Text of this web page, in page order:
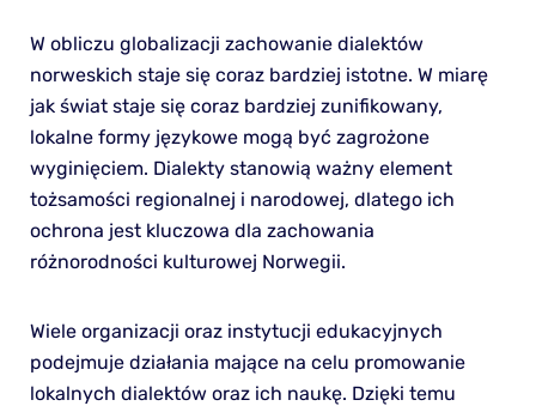
W obliczu globalizacji zachowanie dialektów
norweskich staje się coraz bardziej istotne. W miarę
jak świat staje się coraz bardziej zunifikowany,
lokalne formy językowe mogą być zagrożone
wyginięciem. Dialekty stanowią ważny element
tożsamości regionalnej i narodowej, dlatego ich
ochrona jest kluczowa dla zachowania
różnorodności kulturowej Norwegii.
Wiele organizacji oraz instytucji edukacyjnych
podejmuje działania mające na celu promowanie
lokalnych dialektów oraz ich naukę. Dzięki temu